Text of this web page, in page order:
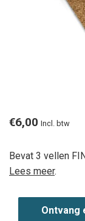
€6,00 Incl. btw
Bevat 3 vellen
Lees meer.
Ontvang